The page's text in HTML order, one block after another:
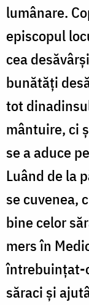
lumânare.
episcopul
cea
bunătăţi
tot
mântuire, ci
se a aduce
Luând de la
se cuvenea,
bine celor
mers în
întrebuinţat-
săraci şi